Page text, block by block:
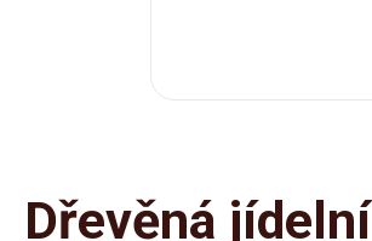
Dřevěná jídelní